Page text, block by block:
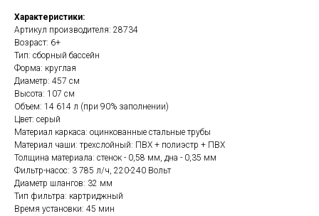
Характеристики:
Артикул производителя: 28734
Возраст: 6+
Тип: сборный бассейн
Форма: круглая
Диаметр: 457 см
Высота: 107 см
Объем: 14 614 л (при 90% заполнении)
Цвет: серый
Материал каркаса: оцинкованные стальные трубы
Материал чаши: трехслойный: ПВХ + полиэстр + ПВХ
Толщина материала: стенок - 0,58 мм, дна - 0,35 мм
Фильтр-насос: 3 785 л/ч, 220-240 Вольт
Диаметр шлангов: 32 мм
Тип фильтра: картриджный
Время установки: 45 мин